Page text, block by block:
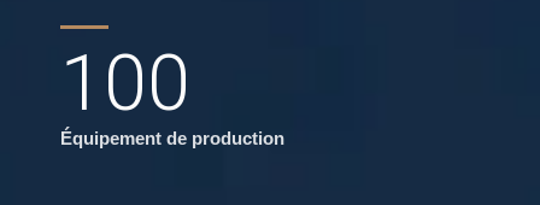
100
Équipement de production